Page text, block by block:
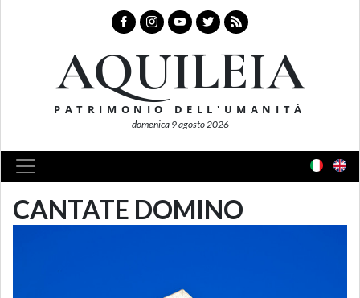
AQUILEIA
PATRIMONIO DELL'UMANITÀ
domenica 9 agosto 2026
CANTATE DOMINO